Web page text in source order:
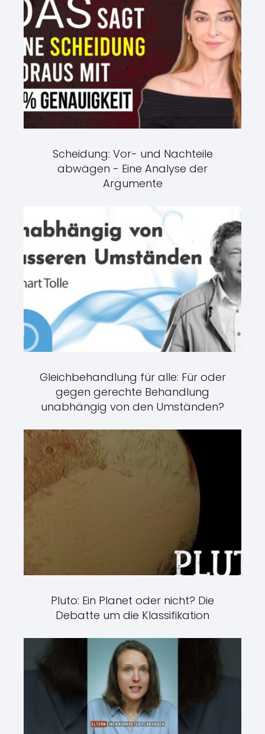
Scheidung: Vor- und Nachteile
abwägen - Eine Analyse der
Argumente
Gleichbehandlung für alle: Für oder
gegen gerechte Behandlung
unabhängig von den Umständen?
Pluto: Ein Planet oder nicht? Die
Debatte um die Klassifikation